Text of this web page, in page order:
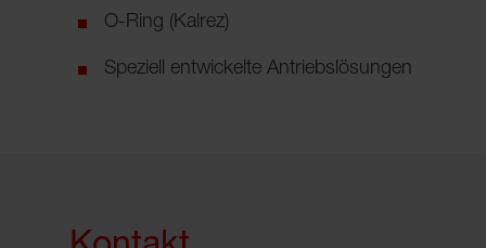
O-Ring (Kalrez)
Speziell entwickelte Antriebslösungen